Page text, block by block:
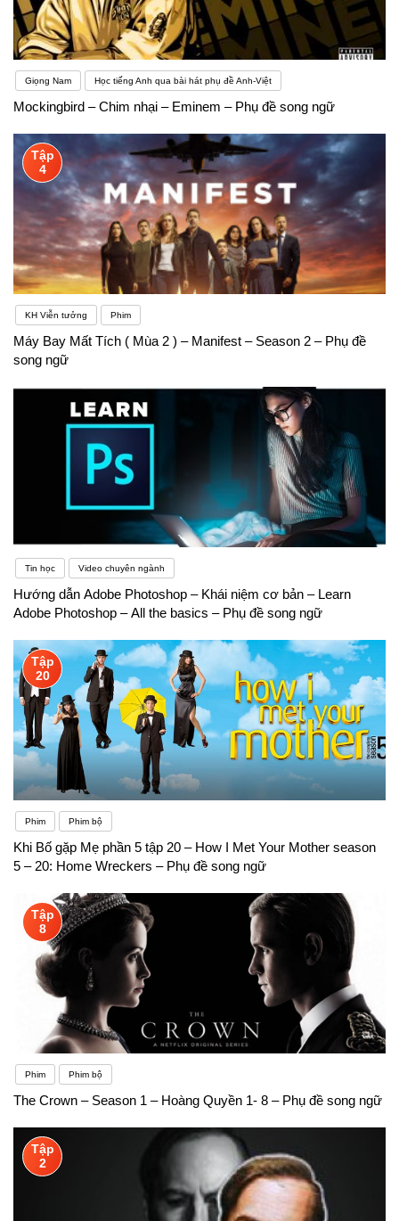
Giọng Nam Học tiếng Anh qua bài hát phụ đề Anh-Việt
Mockingbird – Chim nhại – Eminem – Phụ đề song ngữ
Tập
4
KH Viễn tưởng Phim
Máy Bay Mất Tích ( Mùa 2 ) – Manifest – Season 2 – Phụ đề
song ngữ
Tin học Video chuyên ngành
Hướng dẫn Adobe Photoshop – Khái niệm cơ bản – Learn
Adobe Photoshop – All the basics – Phụ đề song ngữ
Tập
20
Phim Phim bộ
Khi Bố gặp Mẹ phần 5 tập 20 – How I Met Your Mother season
5 – 20: Home Wreckers – Phụ đề song ngữ
Tập
8
Phim Phim bộ
The Crown – Season 1 – Hoàng Quyền 1- 8 – Phụ đề song ngữ
Tập
2